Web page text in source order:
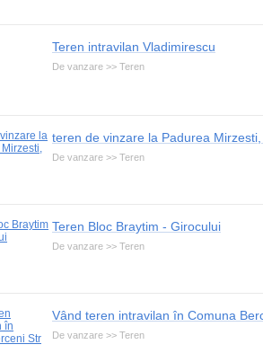
Teren intravilan Vladimirescu
De vanzare >> Teren
teren de vinzare la Padurea
De vanzare >> Teren
Teren Bloc Braytim - Girocului
De vanzare >> Teren
Vând teren intravilan în Comuna
De vanzare >> Teren